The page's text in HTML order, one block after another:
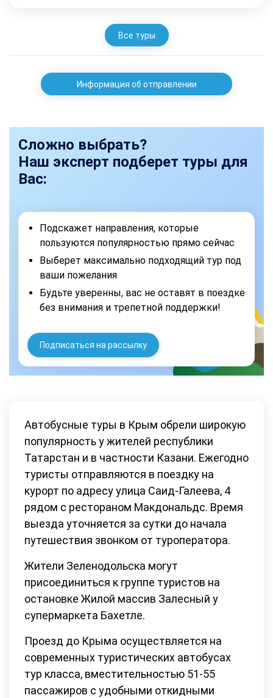
Все туры
Информация об отправлении
Сложно выбрать?
Наш эксперт подберет туры для
Вас:
Подскажет направления, которые
пользуются популярностью прямо сейчас
Выберет максимально подходящий тур под
ваши пожелания
Будьте уверенны, вас не оставят в поездке
без внимания и трепетной поддержки!
Подписаться на рассылку
Автобусные туры в Крым обрели широкую
популярность у жителей республики
Татарстан и в частности Казани. Ежегодно
туристы отправляются в поездку на
курорт по адресу улица Саид-Галеева, 4
рядом с рестораном Макдональдс. Время
выезда уточняется за сутки до начала
путешествия звонком от туроператора.
Жители Зеленодольска могут
присоединиться к группе туристов на
остановке Жилой массив Залесный у
супермаркета Бахетле.
Проезд до Крыма осуществляется на
современных туристических автобусах
тур класса, вместительностью 51-55
пассажиров с удобными откидными